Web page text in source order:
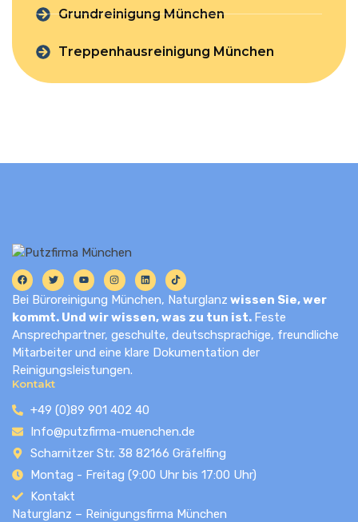
Grundreinigung München
Treppenhausreinigung München
Bei Büroreinigung München, Naturglanz wissen Sie, wer
kommt. Und wir wissen, was zu tun ist. Feste
Ansprechpartner, geschulte, deutschsprachige, freundliche
Mitarbeiter und eine klare Dokumentation der
Reinigungsleistungen.
Kontakt
+49 (0)89 901 402 40
Info@putzfirma-muenchen.de
Scharnitzer Str. 38 82166 Gräfelfing
Montag - Freitag (9:00 Uhr bis 17:00 Uhr)
Kontakt
Naturglanz – Reinigungsfirma München